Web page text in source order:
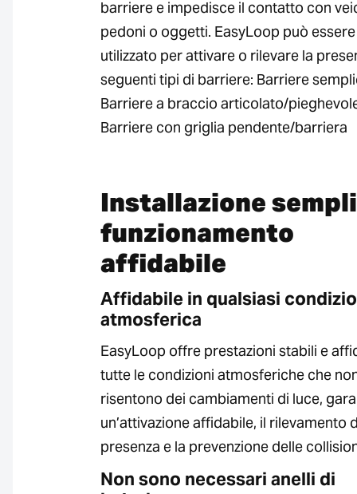
barriere e impedisce il contatto con
pedoni o oggetti. EasyLoop può essere
utilizzato per attivare o rilevare la
seguenti tipi di barriere: Barriere
Barriere a braccio articolato/
Barriere con griglia pendente/barriera
Installazione
funzionamento
affidabile
Affidabile in qualsiasi
atmosferica
EasyLoop offre prestazioni stabili e
tutte le condizioni atmosferiche che
risentono dei cambiamenti di luce,
un’attivazione affidabile, il rilevamento
presenza e la prevenzione delle
Non sono necessari anelli di